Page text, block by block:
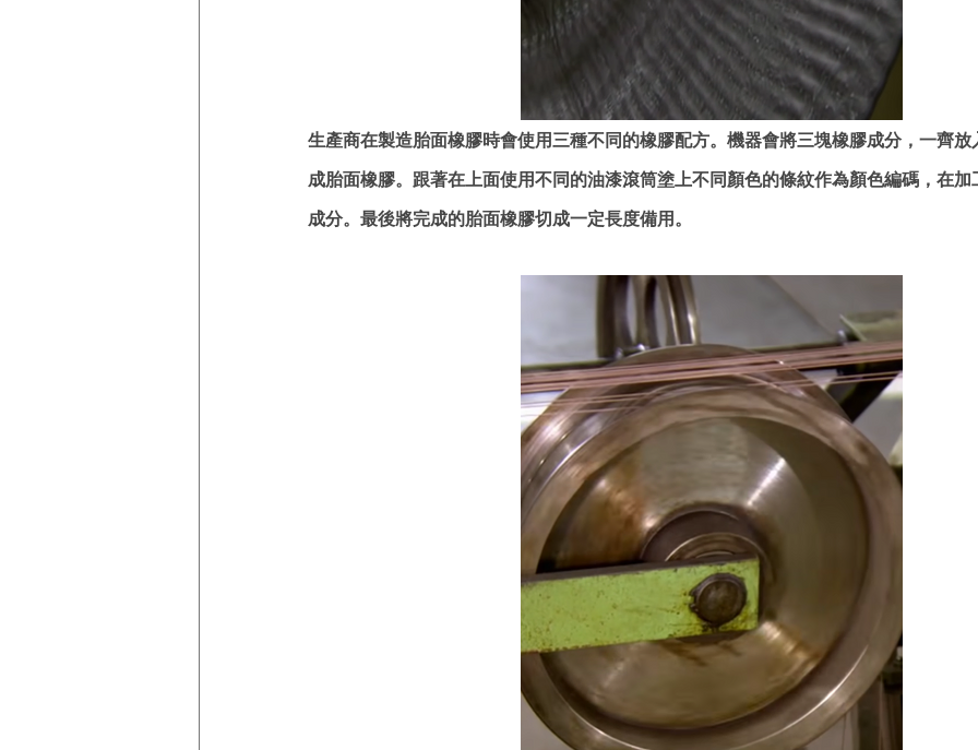
生產商在製造胎面橡膠時會使用三種不同的橡膠配方。機器會將三塊橡膠成分，一齊放
成胎面橡膠。跟著在上面使用不同的油漆滾筒塗上不同顏色的條紋作為顏色編碼，在加
成分。最後將完成的胎面橡膠切成一定長度備用。